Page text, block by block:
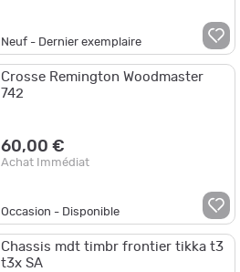
Neuf - Dernier exemplaire
Crosse Remington Woodmaster
742
60,00 €
Achat Immédiat
Occasion - Disponible
Chassis mdt timbr frontier tikka t3
t3x SA